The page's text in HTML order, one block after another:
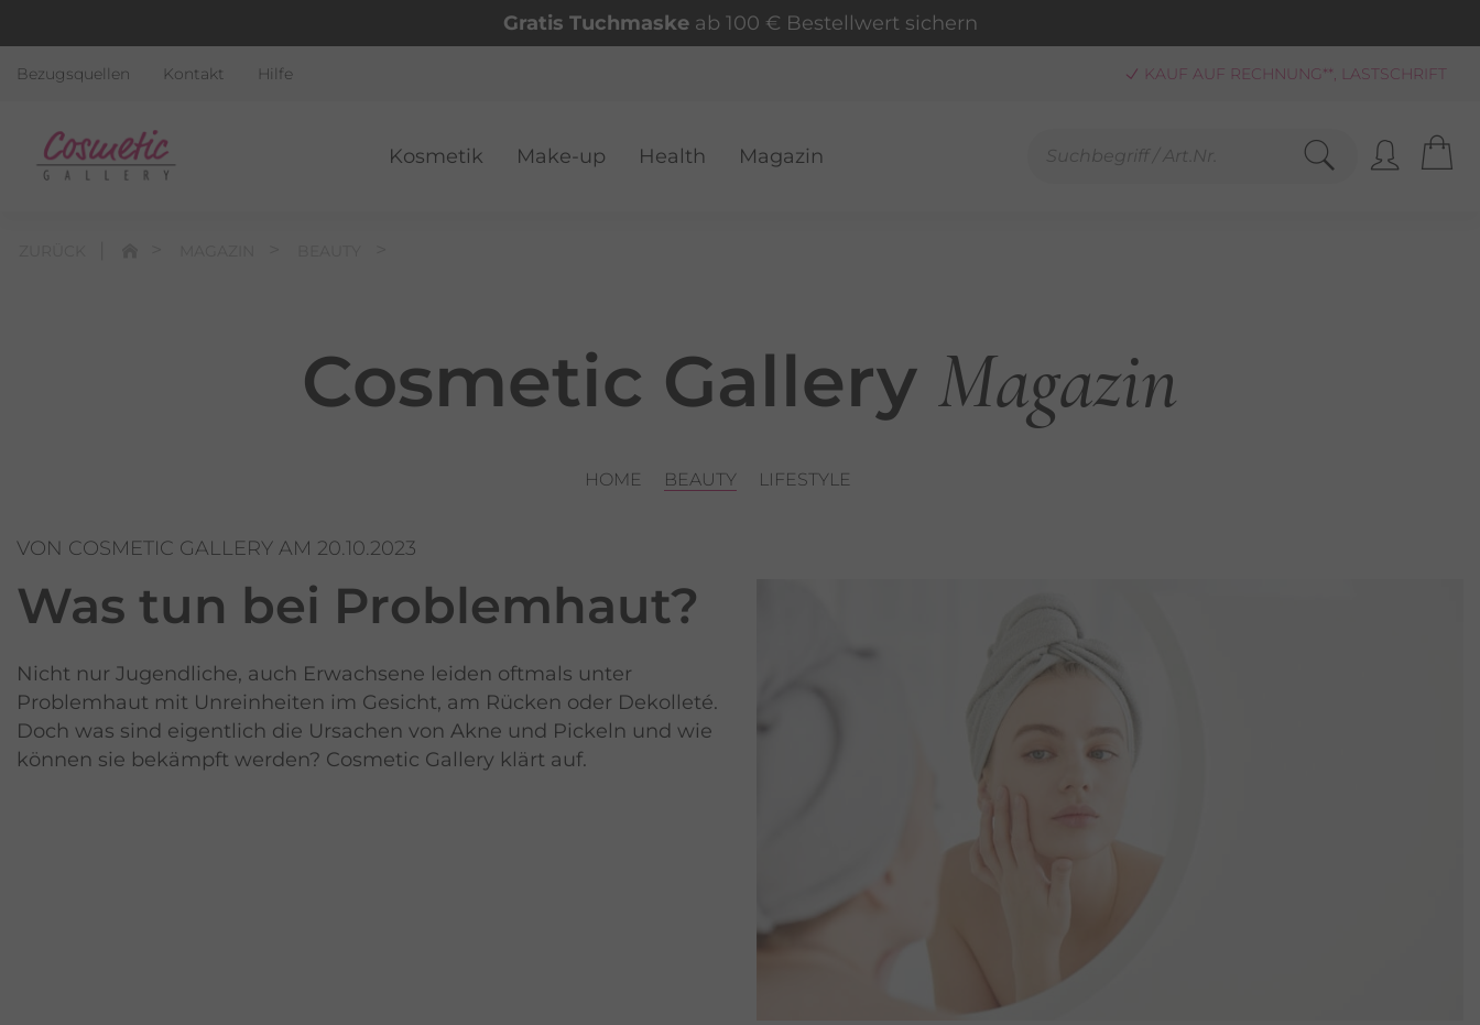
Gratis Tuchmaskeab 100 € Bestellwert sichern
Bezugsquellen Kontakt Hilfe
KAUF AUF RECHNUNG**, LASTSCHRIFT
FREUNDLICHER SERVICE 0800-808159
GEPRÜFTER, ZERTIFIZIERTER SHOP
Kosmetik Make-up Health Magazin
Cosmetic Gallery Magazin
HOME BEAUTY LIFESTYLE
VON COSMETIC GALLERY AM 20.10.2023
Was tun bei Problemhaut?
Nicht nur Jugendliche, auch Erwachsene leiden oftmals unter
Problemhaut mit Unreinheiten im Gesicht, am Rücken oder Dekolleté.
Doch was sind eigentlich die Ursachen von Akne und Pickeln und wie
können sie bekämpft werden? Cosmetic Gallery klärt auf.